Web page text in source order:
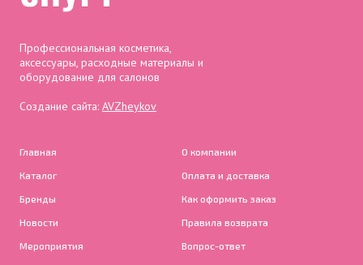
Профессиональная косметика,
аксессуары, расходные материалы и
оборудование для салонов
Создание сайта: AVZheykov
Главная
Каталог
Бренды
Новости
Мероприятия
О компании
Оплата и доставка
Как оформить заказ
Правила возврата
Вопрос-ответ